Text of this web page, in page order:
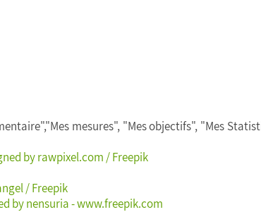
mesures", "Mes objectifs", "Mes
by rawpixel.com / Freepik
/ Freepik
by nensuria - www.freepik.com